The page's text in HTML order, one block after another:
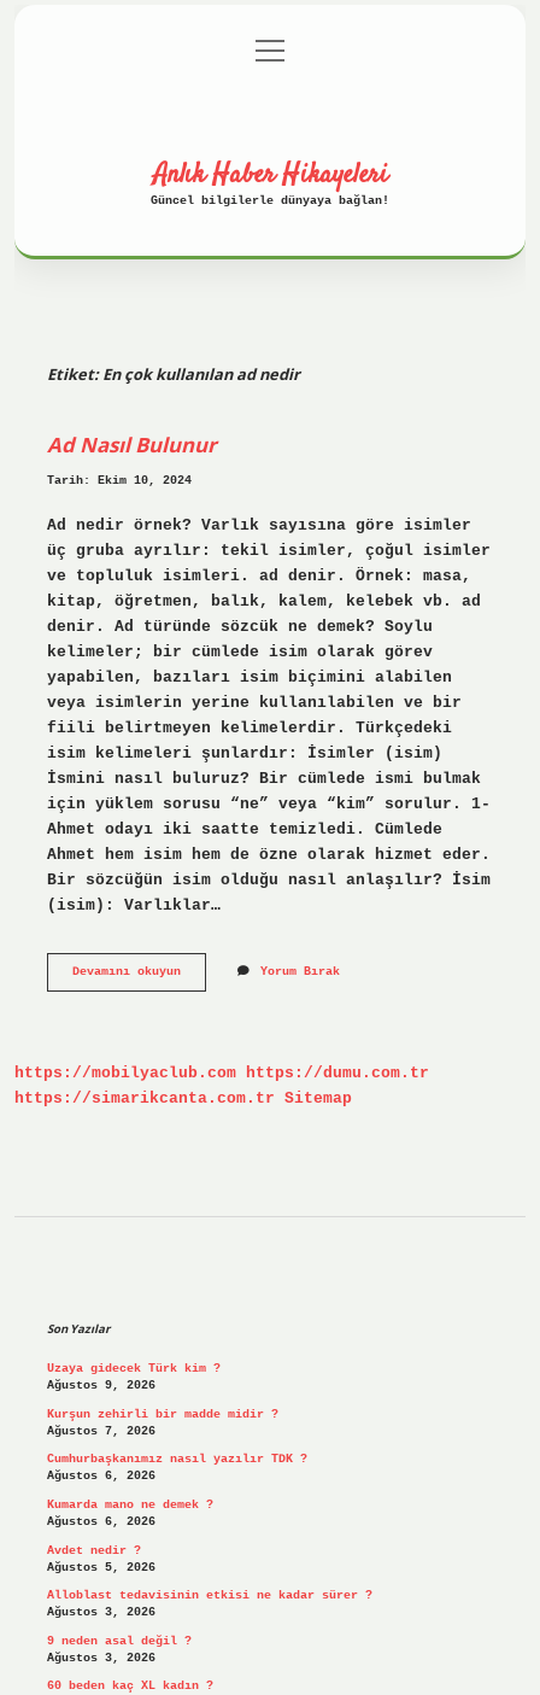
Gizlilik Politikası
menüyü
aç
Anlık Haber Hikayeleri
Güncel bilgilerle dünyaya bağlan!
Etiket:En çok kullanılan ad nedir
Ad Nasıl Bulunur
Tarih: Ekim 10, 2024
Ad nedir örnek? Varlık sayısına göre isimler
üç gruba ayrılır: tekil isimler, çoğul isimler
ve topluluk isimleri. ad denir. Örnek: masa,
kitap, öğretmen, balık, kalem, kelebek vb. ad
denir. Ad türünde sözcük ne demek? Soylu
kelimeler; bir cümlede isim olarak görev
yapabilen, bazıları isim biçimini alabilen
veya isimlerin yerine kullanılabilen ve bir
fiili belirtmeyen kelimelerdir. Türkçedeki
isim kelimeleri şunlardır: İsimler (isim)
İsmini nasıl buluruz? Bir cümlede ismi bulmak
için yüklem sorusu “ne” veya “kim” sorulur. 1-
Ahmet odayı iki saatte temizledi. Cümlede
Ahmet hem isim hem de özne olarak hizmet eder.
Bir sözcüğün isim olduğu nasıl anlaşılır? İsim
(isim): Varlıklar…
Devamını okuyunAd
Yorum Bırak
https://mobilyaclub.com https://dumu.com.tr
https://simarikcanta.com.tr Sitemap
Son Yazılar
Uzaya gidecek Türk kim ?
Ağustos 9, 2026
Kurşun zehirli bir madde midir ?
Ağustos 7, 2026
Cumhurbaşkanımız nasıl yazılır TDK ?
Ağustos 6, 2026
Kumarda mano ne demek ?
Ağustos 6, 2026
Avdet nedir ?
Ağustos 5, 2026
Alloblast tedavisinin etkisi ne kadar sürer ?
Ağustos 3, 2026
9 neden asal değil ?
Ağustos 3, 2026
60 beden kaç XL kadın ?